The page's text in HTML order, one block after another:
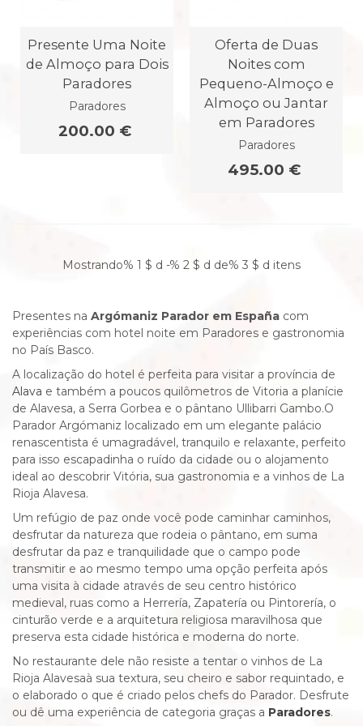
Presente Uma Noite
de Almoço para Dois
Paradores
Paradores
200.00 €
Oferta de Duas
Noites com
Pequeno-Almoço e
Almoço ou Jantar
em Paradores
Paradores
495.00 €
Mostrando% 1 $ d -% 2 $ d de% 3 $ d itens
Presentes na Argómaniz Parador em España com
experiências com hotel noite em Paradores e gastronomia
no País Basco.
A localização do hotel é perfeita para visitar a província de
Alava e também a poucos quilômetros de Vitoria a planície
de Alavesa, a Serra Gorbea e o pântano Ullibarri Gambo.O
Parador Argómaniz localizado em um elegante palácio
renascentista é umagradável, tranquilo e relaxante, perfeito
para isso escapadinha o ruído da cidade ou o alojamento
ideal ao descobrir Vitória, sua gastronomia e a vinhos de La
Rioja Alavesa.
Um refúgio de paz onde você pode caminhar caminhos,
desfrutar da natureza que rodeia o pântano, em suma
desfrutar da paz e tranquilidade que o campo pode
transmitir e ao mesmo tempo uma opção perfeita após
uma visita à cidade através de seu centro histórico
medieval, ruas como a Herrería, Zapatería ou Pintorería, o
cinturão verde e a arquitetura religiosa maravilhosa que
preserva esta cidade histórica e moderna do norte.
No restaurante dele não resiste a tentar o vinhos de La
Rioja Alavesaà sua textura, seu cheiro e sabor requintado, e
o elaborado o que é criado pelos chefs do Parador. Desfrute
ou dê uma experiência de categoria graças a Paradores.